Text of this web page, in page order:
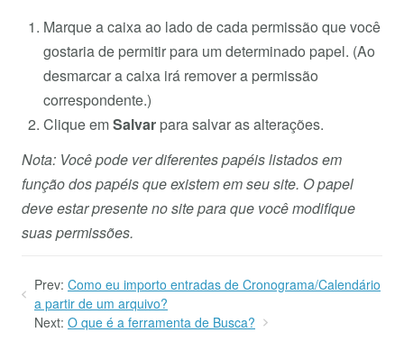
Marque a caixa ao lado de cada permissão que você
gostaria de permitir para um determinado papel. (Ao
desmarcar a caixa irá remover a permissão
correspondente.)
Clique emSalvar para salvar as alterações.
Nota: Você pode ver diferentes papéis listados em
função dos papéis que existem em seu site. O papel
deve estar presente no site para que você modifique
suas permissões.
Prev: Como eu importo entradas de Cronograma/Calendário
a partir de um arquivo?
Next: O que é a ferramenta de Busca?